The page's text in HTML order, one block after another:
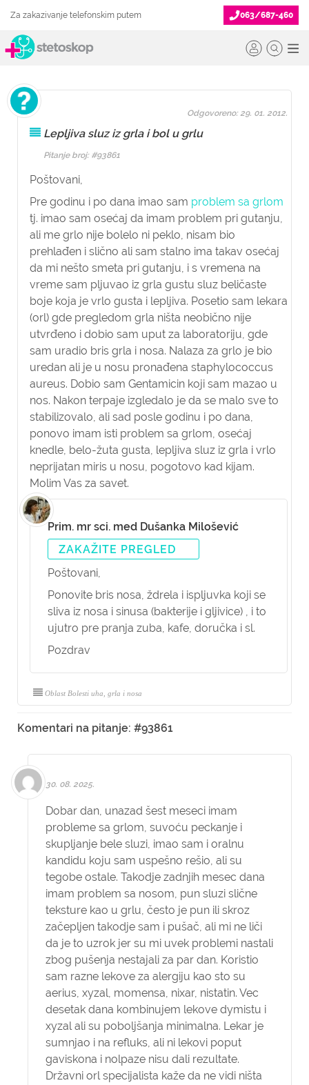
Za zakazivanje telefonskim putem 063/687-460
Lepljiva sluz iz grla i bol u grlu
Pitanje broj: #93861
Poštovani,
Pre godinu i po dana imao sam problem sa grlom
tj. imao sam osećaj da imam problem pri gutanju,
ali me grlo nije bolelo ni peklo, nisam bio
prehlađen i slično ali sam stalno ima takav osećaj
da mi nešto smeta pri gutanju, i s vremena na
vreme sam pljuvao iz grla gustu sluz beličaste
boje koja je vrlo gusta i lepljiva. Posetio sam lekara
(orl) gde pregledom grla ništa neobično nije
utvrđeno i dobio sam uput za laboratoriju, gde
sam uradio bris grla i nosa. Nalaza za grlo je bio
uredan ali je u nosu pronađena staphylococcus
aureus. Dobio sam Gentamicin koji sam mazao u
nos. Nakon terpaje izgledalo je da se malo sve to
stabilizovalo, ali sad posle godinu i po dana,
ponovo imam isti problem sa grlom, osećaj
knedle, belo-žuta gusta, lepljiva sluz iz grla i vrlo
neprijatan miris u nosu, pogotovo kad kijam.
Molim Vas za savet.
Odgovoreno: 29. 01. 2012.
Prim. mr sci. med Dušanka Milošević
ZAKAŽITE PREGLED
Poštovani,
Ponovite bris nosa, ždrela i ispljuvka koji se
sliva iz nosa i sinusa (bakterije i gljivice) , i to
ujutro pre pranja zuba, kafe, doručka i sl.
Pozdrav
Oblast Bolesti uha, grla i nosa
Komentari na pitanje: #93861
30. 08. 2025.
Dobar dan, unazad šest meseci imam
probleme sa grlom, suvoću peckanje i
skupljanje bele sluzi, imao sam i oralnu
kandidu koju sam uspešno rešio, ali su
tegobe ostale. Takodje zadnjih mesec dana
imam problem sa nosom, pun sluzi slične
teksture kao u grlu, često je pun ili skroz
začepljen takodje sam i pušač, ali mi ne liči
da je to uzrok jer su mi uvek problemi nastali
zbog pušenja nestajali za par dan. Koristio
sam razne lekove za alergiju kao sto su
aerius, xyzal, momensa, nixar, nistatin. Vec
desetak dana kombinujem lekove dymistu i
xyzal ali su poboljšanja minimalna. Lekar je
sumnjao i na refluks, ali ni lekovi poput
gaviskona i nolpaze nisu dali rezultate.
Državni orl specijalista kaže da ne vidi ništa